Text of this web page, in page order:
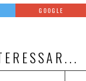
GOOGLE